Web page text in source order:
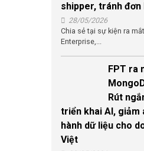
shipper, tránh
28/05/2026
Chia sẻ tại sự kiện ra
Enterprise,...
FPT ra
Rút
triển khai AI, giảm
hành dữ liệu cho
Việt